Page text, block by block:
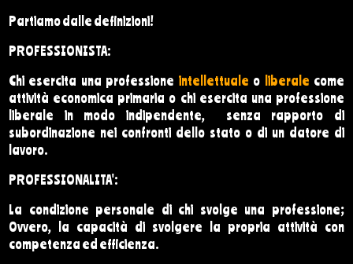
Partiamo dalle definizioni!
PROFESSIONISTA:
Chi esercita una professione intellettuale o liberale come
attività economica primaria o chi esercita una professione
liberale in modo indipendente, senza rapporto di
subordinazione nei confronti dello stato o di un datore di
lavoro.
PROFESSIONALITA':
La condizione personale di chi svolge una professione;
Ovvero, la capacità di svolgere la propria attività con
competenza ed efficienza.